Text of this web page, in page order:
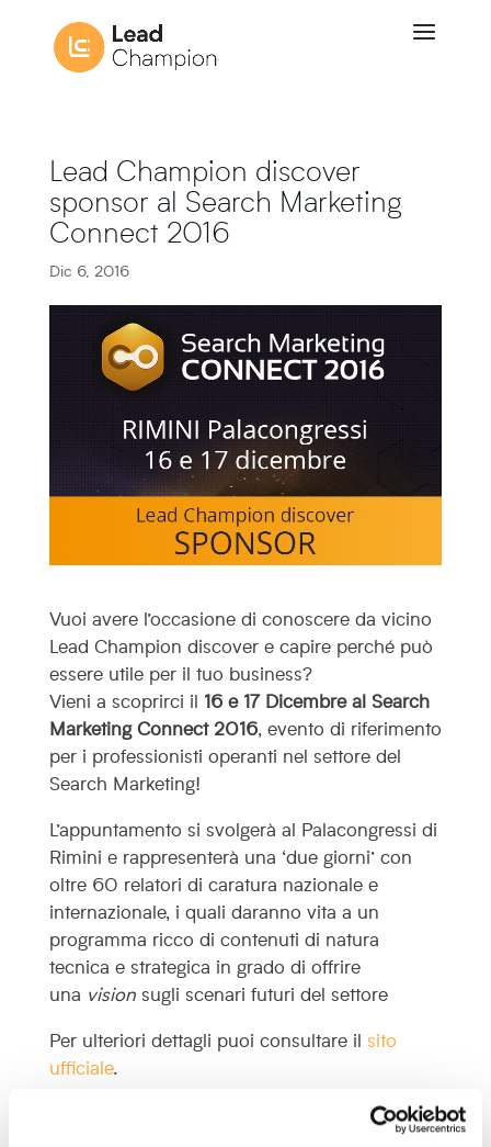
Lead Champion discover
sponsor al Search Marketing
Connect 2016
Dic 6, 2016
Vuoi avere l’occasione di conoscere da vicino
Lead Champion discover e capire perché può
essere utile per il tuo business?
Vieni a scoprirci il 16 e 17 Dicembre al Search
Marketing Connect 2016, evento di riferimento
per i professionisti operanti nel settore del
Search Marketing!
L’appuntamento si svolgerà al Palacongressi di
Rimini e rappresenterà una ‘due giorni’ con
oltre 60 relatori di caratura nazionale e
internazionale, i quali daranno vita a un
programma ricco di contenuti di natura
tecnica e strategica in grado di offrire
una visionsugli scenari futuri del settore
Per ulteriori dettagli puoi consultare il sito
ufficiale.